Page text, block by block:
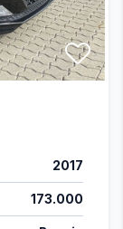
2017
173.000